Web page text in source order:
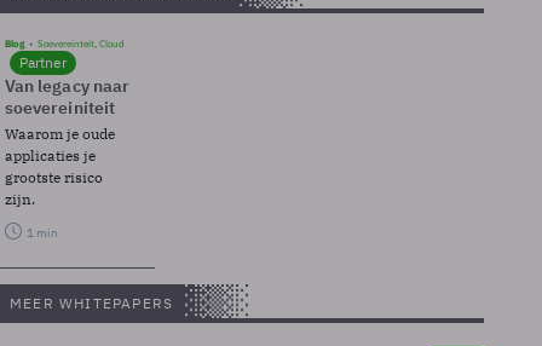
Blog Soevereinteit, Cloud
Partner
Van legacy naar
soevereiniteit
Waarom je oude
applicaties je
grootste risico
zijn.
1 min
MEER WHITEPAPERS